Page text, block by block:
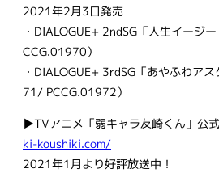
2021年2月3日発売
・DIALOGUE+ 2ndSG「人生イージ
CCG.01970）
・DIALOGUE+ 3rdSG「あやふわア
71/ PCCG.01972）
▶TVアニメ「弱キャラ友崎くん」公
ki-koushiki.com/
2021年1月より好評放送中！